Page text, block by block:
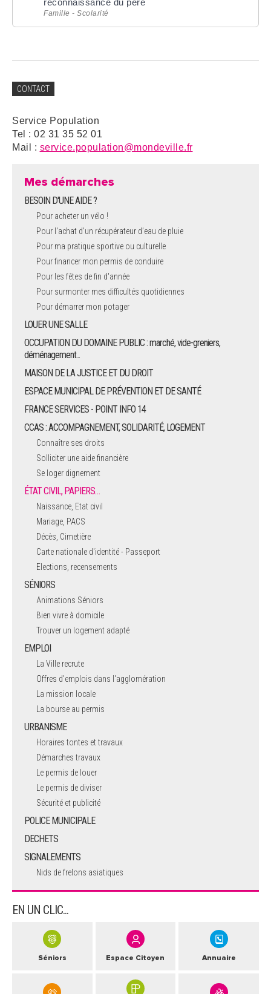
Famille - Scolarité
CONTACT
Service Population
Tel : 02 31 35 52 01
Mail : service.population@mondeville.fr
Mes démarches
BESOIN D'UNE AIDE ?
Pour acheter un vélo !
Pour l'achat d’un récupérateur d’eau de pluie
Pour ma pratique sportive ou culturelle
Pour financer mon permis de conduire
Pour les fêtes de fin d'année
Pour surmonter mes difficultés quotidiennes
Pour démarrer mon potager
LOUER UNE SALLE
OCCUPATION DU DOMAINE PUBLIC : marché, vide-greniers,
déménagement...
MAISON DE LA JUSTICE ET DU DROIT
ESPACE MUNICIPAL DE PRÉVENTION ET DE SANTÉ
FRANCE SERVICES - POINT INFO 14
CCAS : ACCOMPAGNEMENT, SOLIDARITÉ, LOGEMENT
Connaître ses droits
Solliciter une aide financière
Se loger dignement
ÉTAT CIVIL, PAPIERS…
Naissance, Etat civil
Mariage, PACS
Décès, Cimetière
Carte nationale d'identité - Passeport
Elections, recensements
SÉNIORS
Animations Séniors
Bien vivre à domicile
Trouver un logement adapté
EMPLOI
La Ville recrute
Offres d'emplois dans l'agglomération
La mission locale
La bourse au permis
URBANISME
Horaires tontes et travaux
Démarches travaux
Le permis de louer
Le permis de diviser
Sécurité et publicité
POLICE MUNICIPALE
DECHETS
SIGNALEMENTS
Nids de frelons asiatiques
EN UN CLIC...
Séniors Espace Citoyen Annuaire